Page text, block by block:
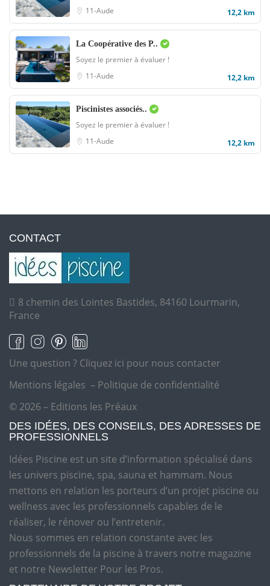
11-Aude
12,2 km
La Coopérative des P..
Soyez le premier à évaluer !
11-Aude
12,2 km
Piscinistes associés..
Soyez le premier à évaluer !
11-Aude
12,2 km
CONTACT
8 chemin des Lointes Bastides, 84160 Lourmarin,
France
Une question ? Cliquez ici pour nous contacter
Mentions légales – Politique de confidentialité
© 2026 – Editions les Préaux
DES IDÉES, DES CONSEILS, DES ADRESSES DE
PROFESSIONNELS
Idées Piscine est un site d’information spécialisé dans
les univers piscine, spa, sauna et hammam. Nous
mettons en relation les porteurs d’un projet piscine ou
wellness avec les professionnels capables de le
réaliser, le rénover ou l’entretenir.
Nous sommes en relation constante avec les
professionnels de la piscine à travers notre magazine
et notre Newsletter Pour les Pros.